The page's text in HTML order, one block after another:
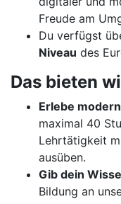
Freude am
Du verfügst
Niveau des
Das bieten
Erlebe
maximal 40
Lehrtätigkeit
ausüben.
Gib dein
Bildung an